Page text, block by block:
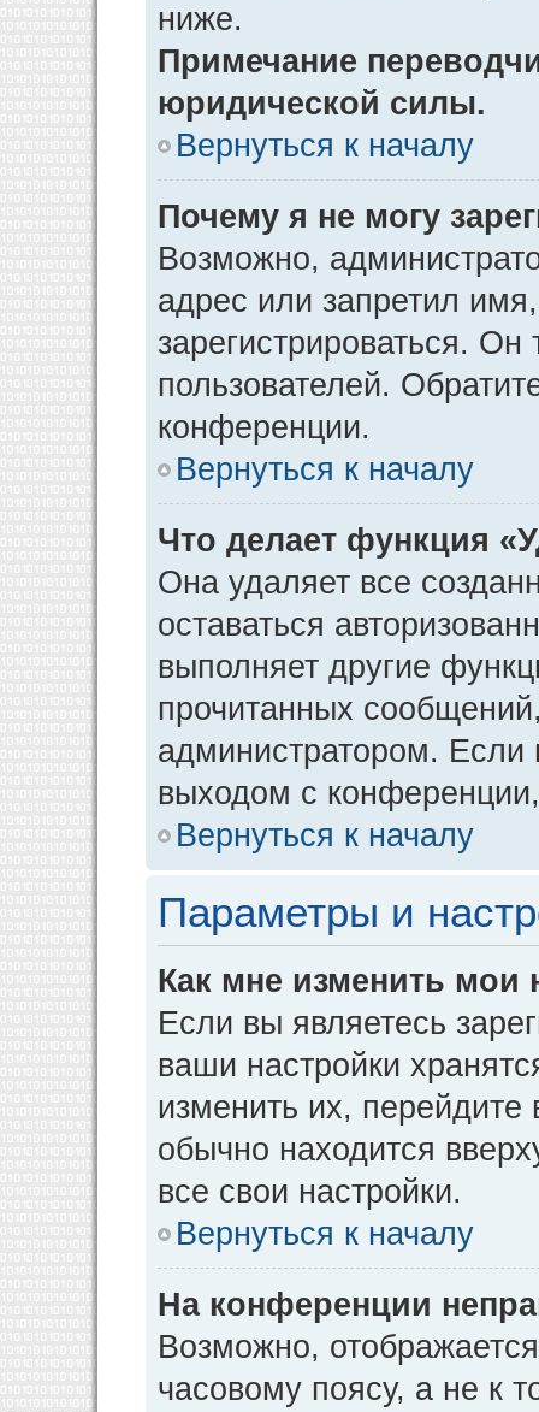
ниже.
Примечание
юридической силы.
Вернуться к началу
Почему я не могу
Возможно,
адрес или запретил
зарегистрироваться.
пользователей.
конференции.
Вернуться к началу
Что делает функция
Она удаляет все
оставаться
выполняет другие
прочитанных
администратором. Если
выходом с
Вернуться к началу
Параметры и
Как мне изменить мои
Если вы являетесь
ваши настройки
изменить их, перейдите
обычно находится
все свои настройки.
Вернуться к началу
На конференции
Возможно,
часовому поясу, а не к